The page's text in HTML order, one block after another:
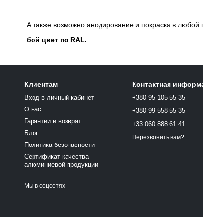
А также возможно анодирование и покраска в любой
бой цвет по RAL.
Клиентам
Вход в личный кабинет
О нас
Гарантии и возврат
Блог
Политика безопасности
Сертификат качества
алюминиевой продукции
Мы в соцсетях
Контактная
+380 95 105 55 35
+380 99 558 55 35
+33 060 888 61 41
Перезвонить вам?